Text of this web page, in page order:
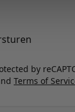
by
Terms of